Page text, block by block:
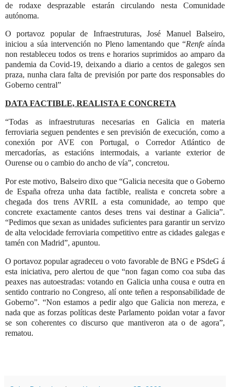
de rodaxe desprazable estarán circulando nesta Comunidade
autónoma.
O portavoz popular de Infraestruturas, José Manuel Balseiro,
iniciou a súa intervención no Pleno lamentando que “Renfe aínda
non restableceu todos os trens e horarios suprimidos ao amparo da
pandemia da Covid-19, deixando a diario a centos de galegos sen
praza, nunha clara falta de previsión por parte dos responsables do
Goberno central”
DATA FACTIBLE, REALISTA E CONCRETA
“Todas as infraestruturas necesarias en Galicia en materia
ferroviaria seguen pendentes e sen previsión de execución, como a
conexión por AVE con Portugal, o Corredor Atlántico de
mercadorías, as estacións intermodais, a variante exterior de
Ourense ou o cambio do ancho de vía”, concretou.
Por este motivo, Balseiro dixo que “Galicia necesita que o Goberno
de España ofreza unha data factible, realista e concreta sobre a
chegada dos trens AVRIL a esta comunidade, ao tempo que
concrete exactamente cantos deses trens vai destinar a Galicia”.
“Pedimos que sexan as unidades suficientes para garantir un servizo
de alta velocidade ferroviaria competitivo entre as cidades galegas e
tamén con Madrid”, apuntou.
O portavoz popular agradeceu o voto favorable de BNG e PSdeG á
esta iniciativa, pero alertou de que “non fagan como coa suba das
peaxes nas autoestradas: votando en Galicia unha cousa e outra en
sentido contrario no Congreso, alí onte teñen a responsabilidade de
Goberno”. “Non estamos a pedir algo que Galicia non mereza, e
nada que as forzas políticas deste Parlamento poidan votar a favor
se son coherentes co discurso que mantiveron ata o de agora”,
rematou.